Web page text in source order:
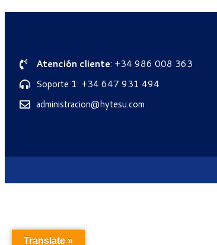
Atención cliente: +34 986 008 363
Soporte 1: +34 647 931 494
administracion@hytesu.com
Translate »